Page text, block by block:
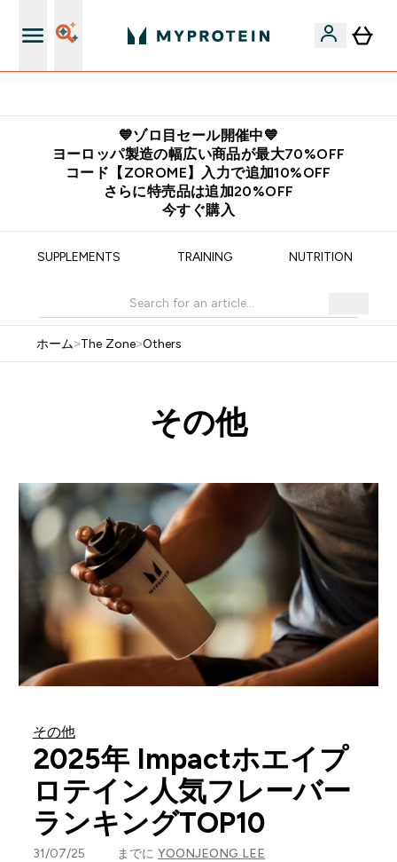
💙ゾロ目セール開催中💙
ヨーロッパ製造の幅広い商品が最大70%OFF
コード【ZOROME】入力で追加10%OFF
さらに特売品は追加20%OFF
今すぐ購入
SUPPLEMENTS TRAINING NUTRITION
ホーム>The Zone>Others
その他
その他
2025年 Impactホエイプ
ロテイン人気フレーバー
ランキングTOP10
31/07/25 までに YOONJEONG LEE